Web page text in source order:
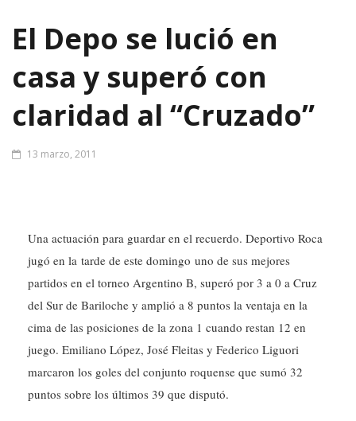
El Depo se lució en
casa y superó con
claridad al “Cruzado”
jugó en la tarde de este domingo uno de sus mejores
partidos en el torneo Argentino B, superó por 3 a 0 a Cruz
del Sur de Bariloche y amplió a 8 puntos la ventaja en la
cima de las posiciones de la zona 1 cuando restan 12 en
juego. Emiliano López, José Fleitas y Federico Liguori
marcaron los goles del conjunto roquense que sumó 32
puntos sobre los últimos 39 que disputó.